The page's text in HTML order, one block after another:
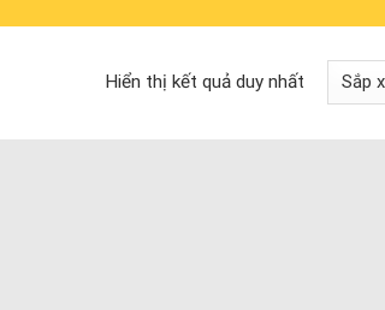
Hiển thị kết quả duy nhất